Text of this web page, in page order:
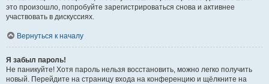
это произошло, попробуйте зарегистрироваться снова и активнее
участвовать в дискуссиях.
Вернуться к началу
Я забыл пароль!
Не паникуйте! Хотя пароль нельзя восстановить, можно легко получить
новый. Перейдите на страницу входа на конференцию и щёлкните на